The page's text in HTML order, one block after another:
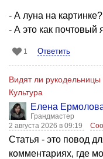
- А луна на картинке?
- А это как почтовый
1 Ответить
Видят ли
Культура
Елена
Грандмастер
2 августа 2026 в 09:19
Статья - это повод
комментариях, где